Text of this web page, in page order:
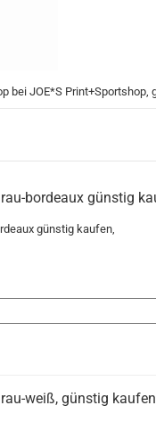
bei JOE*S Print+Sportshop,
bordeaux günstig
günstig kaufen,
weiß, günstig kaufen